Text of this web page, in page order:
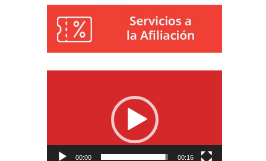
00:00 00:16